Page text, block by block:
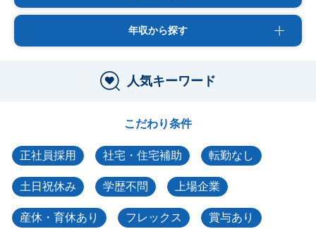
年収から探す
人気キーワード
こだわり条件
正社員採用 社宅・住宅補助 転勤なし
土日祝休み 学歴不問 上場企業
産休・育休あり フレックス 賞与あり